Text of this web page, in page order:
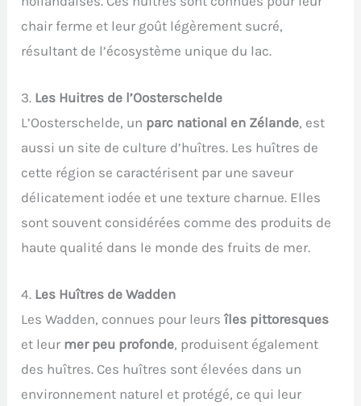
chair ferme et leur goût légèrement sucré,
résultant de l’écosystème unique du lac.
3. Les Huitres de l’Oosterschelde
L’Oosterschelde, un parc national en Zélande, est
aussi un site de culture d’huîtres. Les huîtres de
cette région se caractérisent par une saveur
délicatement iodée et une texture charnue. Elles
sont souvent considérées comme des produits de
haute qualité dans le monde des fruits de mer.
4. Les Huîtres de Wadden
Les Wadden, connues pour leursîles pittoresques
et leur mer peu profonde, produisent également
des huîtres. Ces huîtres sont élevées dans un
environnement naturel et protégé, ce qui leur